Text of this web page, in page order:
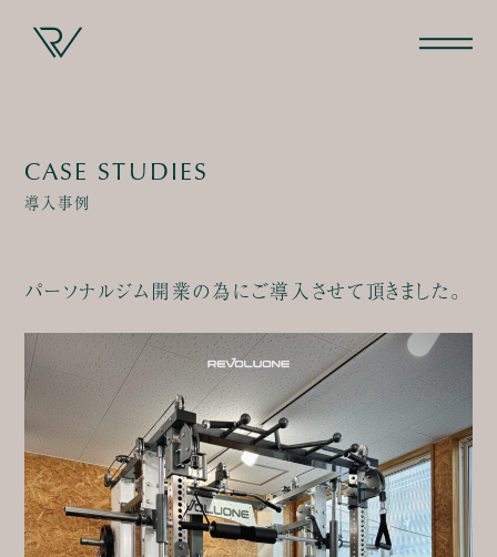
CASE STUDIES
導入事例
パーソナルジム開業の為にご導入させて頂きました。